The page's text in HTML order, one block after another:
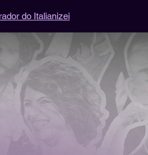
do Italianizei